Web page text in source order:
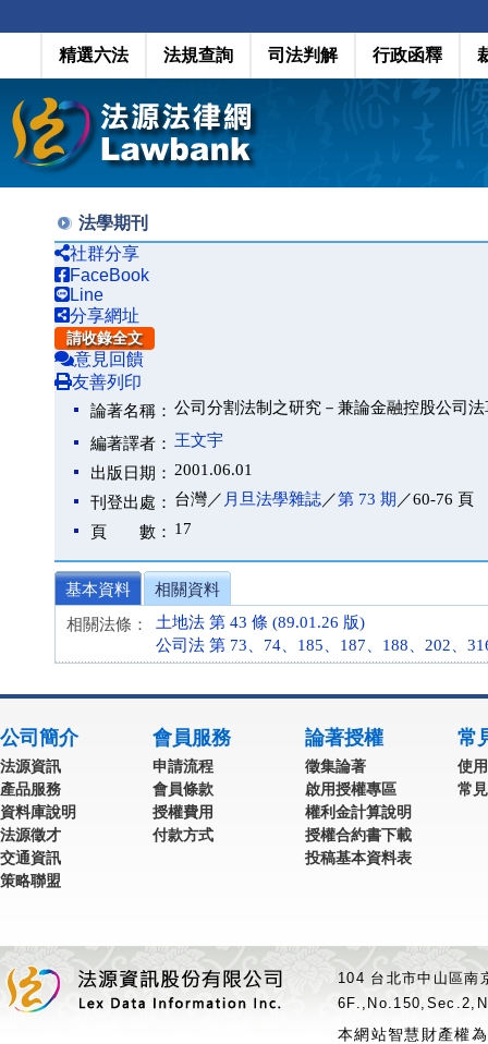
精選六法 法規查詢 司法判解 行政函釋
法學期刊
社群分享
FaceBook
Line
分享網址
請收錄全文
意見回饋
友善列印
論著名稱： 公司分割法制之研究－兼論金融控股公司
編著譯者： 王文宇
出版日期： 2001.06.01
刊登出處： 台灣／ 月旦法學雜誌／第 73 期 ／60-76 頁
頁 數： 17
基本資料
相關資料
相關法條：
土地法 第 43 條 (89.01.26 版)
公司法 第 73、74、185、187、188、202、
公司簡介
法源資訊
產品服務
資料庫說明
法源徵才
交通資訊
策略聯盟
會員服務
申請流程
會員條款
授權費用
付款方式
論著授權
徵集論著
啟用授權專區
權利金計算說明
授權合約書下載
投稿基本資料表
常
使
常
104 台北市中山區
本網站智慧財產權